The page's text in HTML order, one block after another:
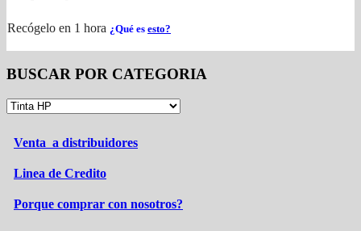
Recógelo en 1 hora ¿Qué es esto?
BUSCAR POR CATEGORIA
Venta a distribuidores
Linea de Credito
Porque comprar con nosotros?